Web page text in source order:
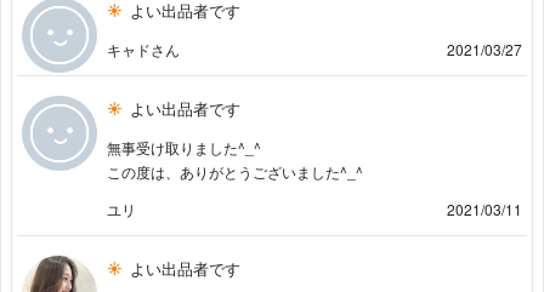
よい出品者です
キャドさん 2021/03/27
よい出品者です
無事受け取りました^_^
この度は、ありがとうございました^_^
ユリ
2021/03/11
よい出品者です